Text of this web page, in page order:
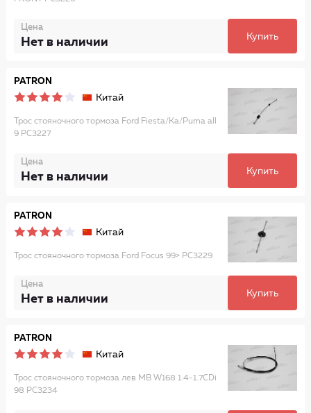
Цена
Нет в наличии Купить
PATRON
Китай
Трос стояночного тормоза Ford Fiesta/Ka/Puma all
9 PC3227
Цена
Нет в наличии Купить
PATRON
Китай
Трос стояночного тормоза Ford Focus 99> PC3229
Цена
Нет в наличии Купить
PATRON
Китай
Трос стояночного тормоза лев MB W168 1.4-1.7CDi
98 PC3234